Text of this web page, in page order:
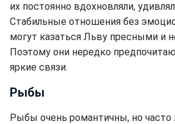
их постоянно вдохновляли,
Стабильные отношения без
могут казаться Льву пресными и
Поэтому они нередко
яркие связи.
Рыбы
Рыбы очень романтичны, но